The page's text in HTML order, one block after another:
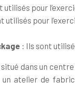
utilisés pour
utilisés pour
: Ils sont
dans un
un atelier de